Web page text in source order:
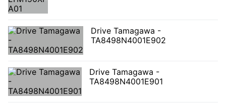
Drive Tamagawa -
TA8498N4001E902
Drive Tamagawa -
TA8498N4001E901